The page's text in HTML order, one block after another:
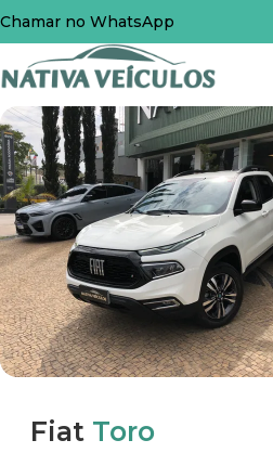
Chamar no WhatsApp
Fiat Toro